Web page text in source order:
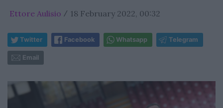
Ettore Aulisio / 18 February 2022, 00:32
Twitter Facebook Whatsapp Telegram
Email